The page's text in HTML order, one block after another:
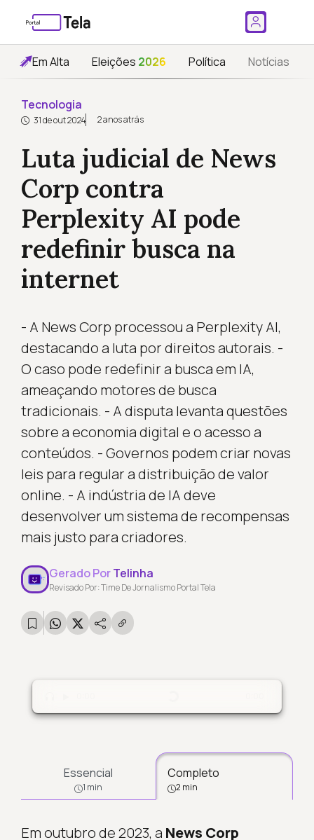
Em Alta Eleições 2026 Política Notícias
Tecnologia
31 de out 2024 2 anos atrás
Luta judicial de News
Corp contra
Perplexity AI pode
redefinir busca na
internet
- A News Corp processou a Perplexity AI,
destacando a luta por direitos autorais. -
O caso pode redefinir a busca em IA,
ameaçando motores de busca
tradicionais. - A disputa levanta questões
sobre a economia digital e o acesso a
conteúdos. - Governos podem criar novas
leis para regular a distribuição de valor
online. - A indústria de IA deve
desenvolver um sistema de recompensas
mais justo para criadores.
Gerado PorTelinha
Revisado Por: Time De Jornalismo Portal Tela
Carregando...
Essencial
1 min
Completo
2 min
Em outubro de 2023, a News Corp